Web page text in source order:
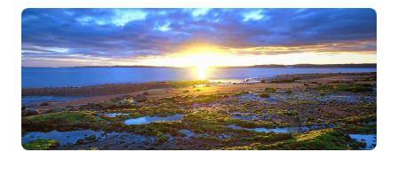
TVA Inclus
—
En option